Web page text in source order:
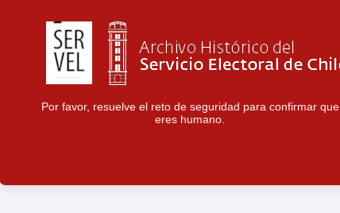
Por favor, resuelve el reto de seguridad para confirmar que
eres humano.